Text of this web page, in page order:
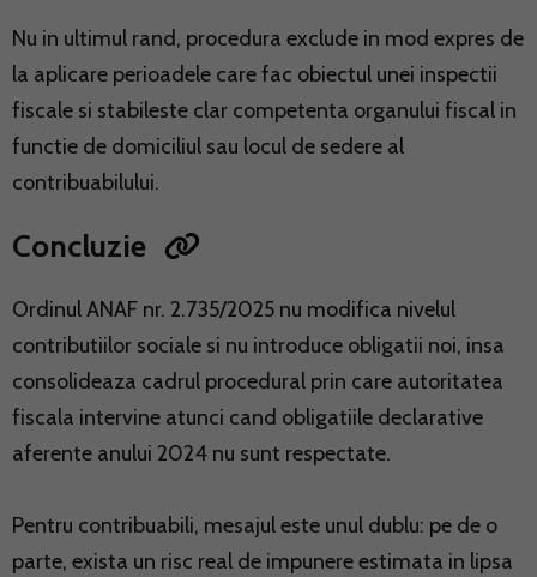
Nu in ultimul rand, procedura exclude in mod expres de
la aplicare perioadele care fac obiectul unei inspectii
fiscale si stabileste clar competenta organului fiscal in
functie de domiciliul sau locul de sedere al
contribuabilului.
Concluzie
Ordinul ANAF nr. 2.735/2025 nu modifica nivelul
contributiilor sociale si nu introduce obligatii noi, insa
consolideaza cadrul procedural prin care autoritatea
fiscala intervine atunci cand obligatiile declarative
aferente anului 2024 nu sunt respectate.
Pentru contribuabili, mesajul este unul dublu: pe de o
parte, exista un risc real de impunere estimata in lipsa